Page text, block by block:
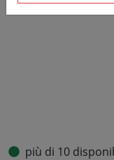
più di 10